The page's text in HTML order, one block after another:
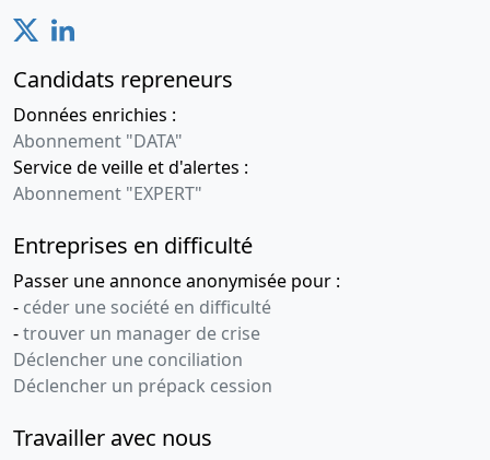
Candidats repreneurs
Données enrichies :
Abonnement "DATA"
Service de veille et d'alertes :
Abonnement "EXPERT"
Entreprises en difficulté
Passer une annonce anonymisée pour :
- céder une société en difficulté
-trouver un manager de crise
Déclencher une conciliation
Déclencher un prépack cession
Travailler avec nous